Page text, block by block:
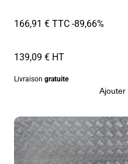
166,91 € TTC-89,66%
139,09 € HT
Livraison gratuite
Ajouter